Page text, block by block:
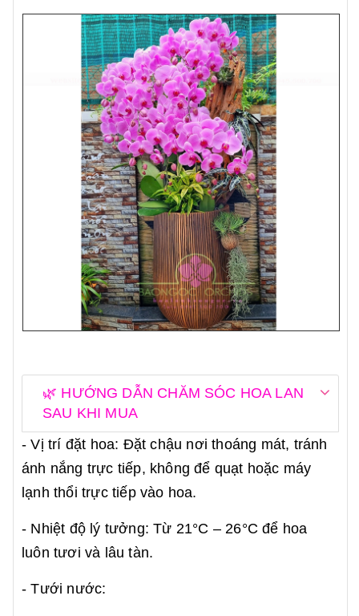
🌿 HƯỚNG DẪN CHĂM SÓC HOA LAN
SAU KHI MUA
- Vị trí đặt hoa: Đặt chậu nơi thoáng mát, tránh
ánh nắng trực tiếp, không để quạt hoặc máy
lạnh thổi trực tiếp vào hoa.
- Nhiệt độ lý tưởng: Từ 21°C – 26°C để hoa
luôn tươi và lâu tàn.
- Tưới nước: